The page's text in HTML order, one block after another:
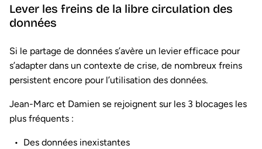
Lever les freins de la libre circulation des
données
Si le partage de données s’avère un levier efficace pour
s’adapter dans un contexte de crise, de nombreux freins
persistent encore pour l’utilisation des données.
Jean-Marc et Damien se rejoignent sur les 3 blocages les
plus fréquents :
Des données inexistantes